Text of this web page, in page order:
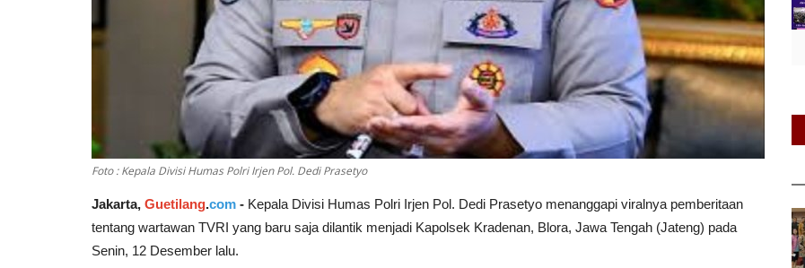
Foto : Kepala Divisi Humas Polri Irjen Pol. Dedi Prasetyo
Jakarta, Guetilang.com - Kepala Divisi Humas Polri Irjen Pol. Dedi Prasetyo menanggapi viralnya pemberitaan
tentang wartawan TVRI yang baru saja dilantik menjadi Kapolsek Kradenan, Blora, Jawa Tengah (Jateng) pada
Senin, 12 Desember lalu.